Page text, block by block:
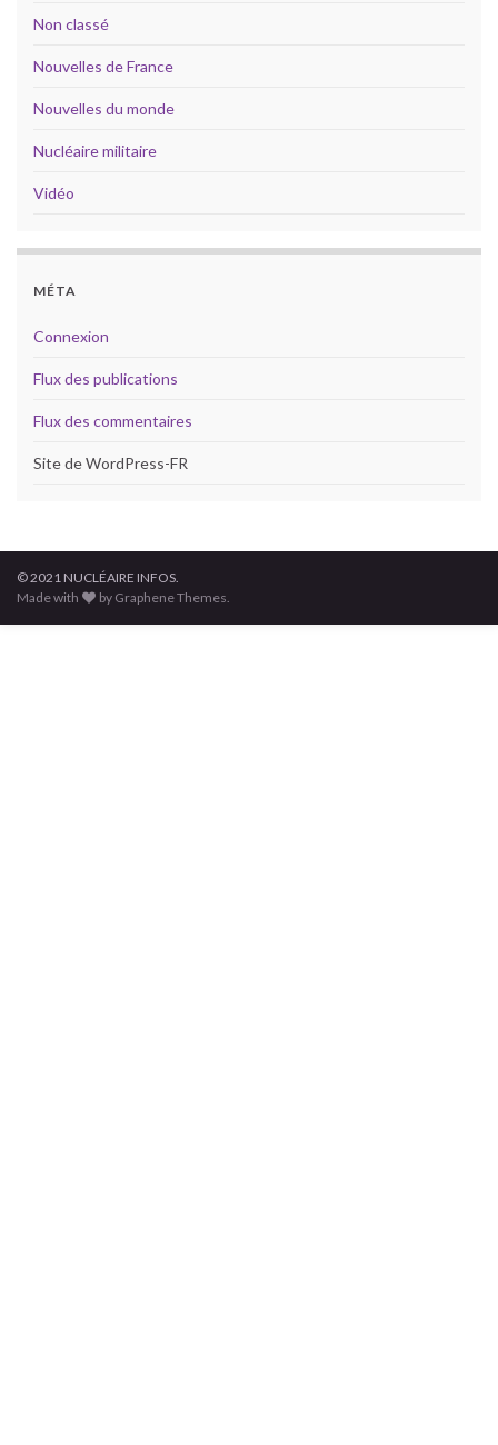
Non classé
Nouvelles de France
Nouvelles du monde
Nucléaire militaire
Vidéo
MÉTA
Connexion
Flux des publications
Flux des commentaires
Site de WordPress-FR
© 2021 NUCLÉAIRE INFOS.
Made with
by Graphene Themes.